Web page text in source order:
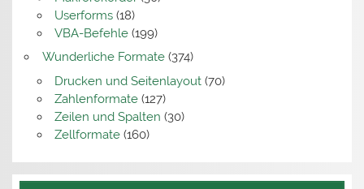
Userforms(18)
VBA-Befehle(199)
Wunderliche Formate(374)
Drucken und Seitenlayout(70)
Zahlenformate(127)
Zeilen und Spalten (30)
Zellformate(160)